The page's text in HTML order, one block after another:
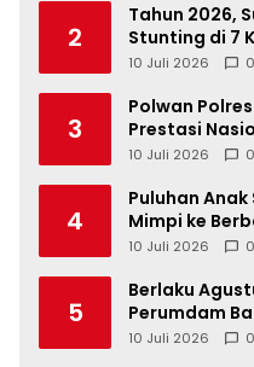
2
Tahun 2026,
Stunting di 7
10 Juli 2026 0
3
Polwan
Prestasi
10 Juli 2026 0
4
Puluhan
Mimpi ke
Indonesia
10 Juli 2026 0
5
Berlaku
Perumdam
10 Juli 2026 0